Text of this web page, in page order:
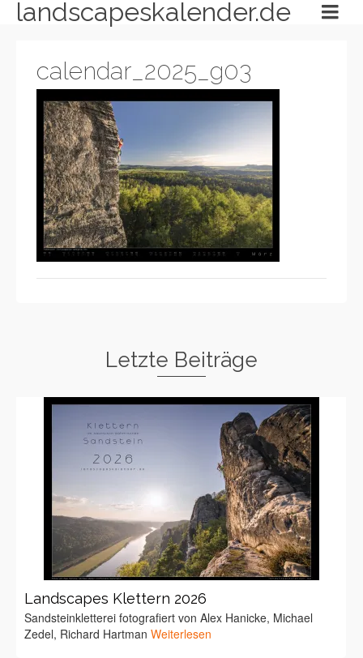
landscapeskalender.de
calendar_2025_g03
Letzte Beiträge
Landscapes Klettern 2026
Sandsteinkletterei fotografiert von Alex Hanicke, Michael
Zedel, Richard Hartman Weiterlesen